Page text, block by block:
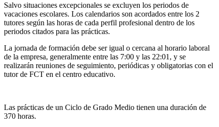
Salvo situaciones excepcionales se excluyen los periodos de
vacaciones escolares. Los calendarios son acordados entre los 2
tutores según las horas de cada perfil profesional dentro de los
periodos citados para las prácticas.
La jornada de formación debe ser igual o cercana al horario laboral
de la empresa, generalmente entre las 7:00 y las 22:01, y se
realizarán reuniones de seguimiento, periódicas y obligatorias con el
tutor de FCT en el centro educativo.
Las prácticas de un Ciclo de Grado Medio tienen una duración de
370 horas.